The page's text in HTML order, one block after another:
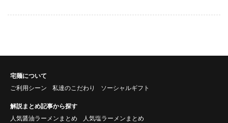
宅麺について
ご利用シーン
私達のこだわり ソーシャルギフト
解説まとめ記事から探す
人気醤油ラーメンまとめ
人気塩ラーメンまとめ